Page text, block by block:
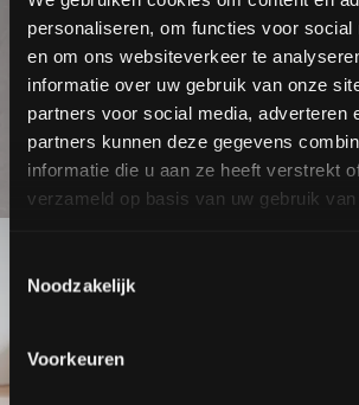
personaliseren, om functies voor social
en om ons websiteverkeer te
informatie over uw gebruik van onze
partners voor social media, adverteren
partners kunnen deze gegevens
informatie die u aan ze heeft verstrekt
verzameld op basis van uw gebruik van
Noodzakelijk
Voorkeuren